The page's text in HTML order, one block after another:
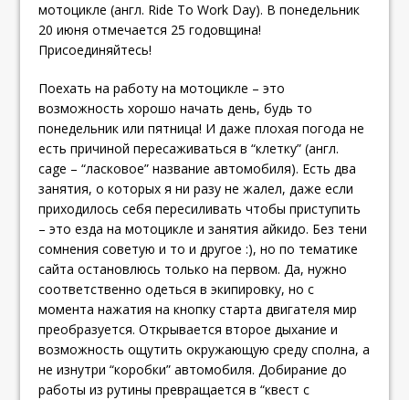
мотоцикле (англ. Ride To Work Day). В понедельник
20 июня отмечается 25 годовщина!
Присоединяйтесь!
Поехать на работу на мотоцикле – это
возможность хорошо начать день, будь то
понедельник или пятница! И даже плохая погода не
есть причиной пересаживаться в “клетку” (англ.
cage – “ласковое” название автомобиля). Есть два
занятия, о которых я ни разу не жалел, даже если
приходилось себя пересиливать чтобы приступить
– это езда на мотоцикле и занятия айкидо. Без тени
сомнения советую и то и другое :), но по тематике
сайта остановлюсь только на первом. Да, нужно
соответственно одеться в экипировку, но с
момента нажатия на кнопку старта двигателя мир
преобразуется. Открывается второе дыхание и
возможность ощутить окружающую среду сполна, а
не изнутри “коробки” автомобиля. Добирание до
работы из рутины превращается в “квест с